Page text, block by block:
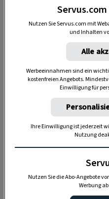
herbeiführen lässt sich
einem Schläfchen in
angeregt durch den
„Servus Garten“
Nutzen Sie Servus.com mit
und Inhalten
Alle
Werbeeinnahmen sind ein
kostenfreien Angebots.
Einwilligung für
Ihre Einwilligung ist jederzeit
Nutzung
Nutzen Sie die Abo-Angebote
Werbung